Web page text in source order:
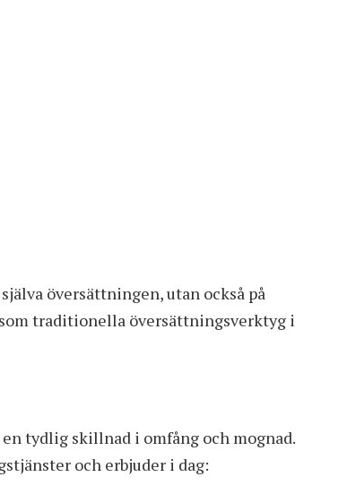
översättningen, utan också på
traditionella översättningsverktyg i
tydlig skillnad i omfång och mognad.
och erbjuder i dag: